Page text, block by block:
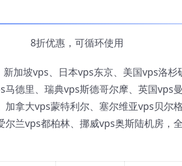
8折优惠，可循环使用
加坡vps、日本vps东京、美国vps洛杉
德里、瑞典vps斯德哥尔摩、英国vps
拿大vps蒙特利尔、塞尔维亚vps贝尔
兰vps都柏林、挪威vps奥斯陆机房，